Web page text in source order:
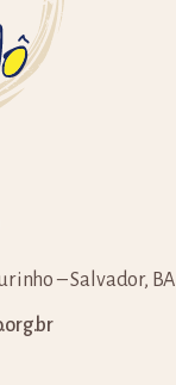
– Salvador, BA